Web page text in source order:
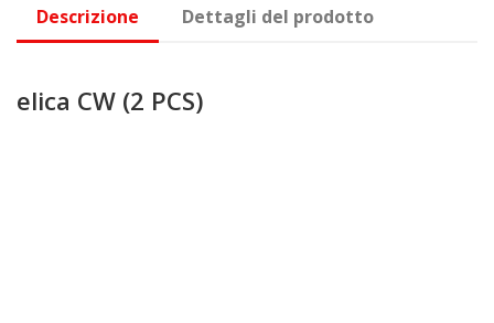
Descrizione Dettagli del prodotto
elica CW (2 PCS)